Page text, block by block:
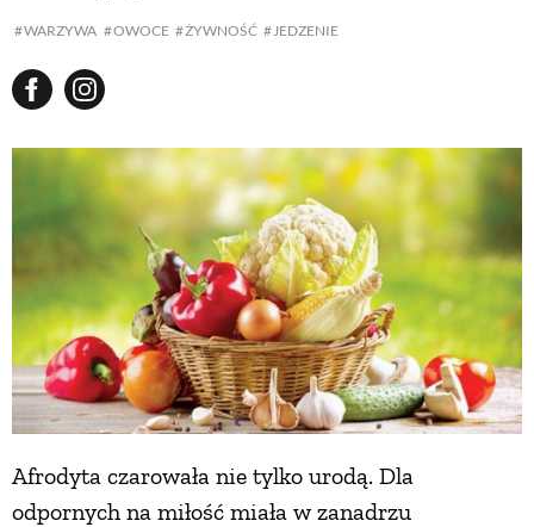
WARZYWA OWOCE ŻYWNOŚĆ JEDZENIE
Afrodyta czarowała nie tylko urodą. Dla
odpornych na miłość miała w zanadrzu